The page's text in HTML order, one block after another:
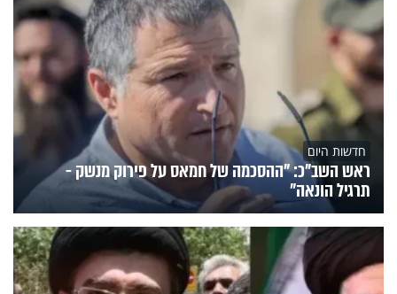
חדשות היום
ראש השב"כ: "ההסכמה של חמאס על פירוק מנשק -
תרגיל הונאה"